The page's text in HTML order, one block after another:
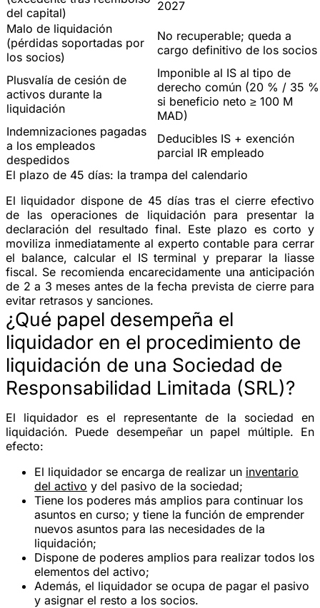
del capital)
2027
Malo de liquidación
(pérdidas soportadas por
los socios)
No recuperable; queda a
cargo definitivo de los socios
Plusvalía de cesión de
activos durante la
liquidación
Imponible al IS al tipo de
derecho común (20 % / 35 %
si beneficio neto ≥ 100 M
MAD)
Indemnizaciones pagadas
a los empleados
despedidos
Deducibles IS + exención
parcial IR empleado
El plazo de 45 días: la trampa del calendario
El liquidador dispone de 45 días tras el cierre efectivo
de las operaciones de liquidación para presentar la
declaración del resultado final. Este plazo es corto y
moviliza inmediatamente al experto contable para cerrar
el balance, calcular el IS terminal y preparar la liasse
fiscal. Se recomienda encarecidamente una anticipación
de 2 a 3 meses antes de la fecha prevista de cierre para
evitar retrasos y sanciones.
¿Qué papel desempeña el
liquidador en el procedimiento de
liquidación de una Sociedad de
Responsabilidad Limitada (SRL)?
El liquidador es el representante de la sociedad en
liquidación. Puede desempeñar un papel múltiple. En
efecto:
El liquidador se encarga de realizar un inventario
del activo y del pasivo de la sociedad;
Tiene los poderes más amplios para continuar los
asuntos en curso; y tiene la función de emprender
nuevos asuntos para las necesidades de la
liquidación;
Dispone de poderes amplios para realizar todos los
elementos del activo;
Además, el liquidador se ocupa de pagar el pasivo
y asignar el resto a los socios.